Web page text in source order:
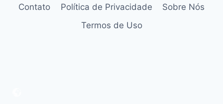
Contato Política de Privacidade
Sobre Nós
Termos de Uso